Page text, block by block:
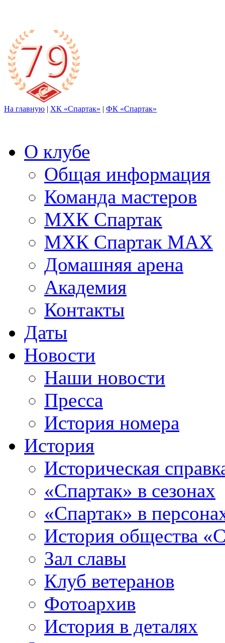
На главную | ХК «Спартак» | ФК «Спартак»
О клубе
Общая информация
Команда мастеров
МХК Спартак
МХК Спартак МАХ
Домашняя арена
Академия
Контакты
Даты
Новости
Наши новости
Пресса
История номера
История
Историческая
«Спартак» в сезонах
«Спартак» в
История общества
Зал славы
Клуб ветеранов
Фотоархив
История в деталях